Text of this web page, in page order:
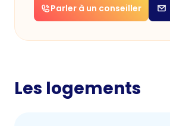
Parler à un conseiller
Les logements